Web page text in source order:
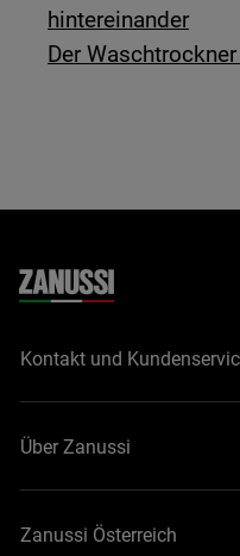
hintereinander
Der
Kontakt und
Über Zanussi
Zanussi Österreich